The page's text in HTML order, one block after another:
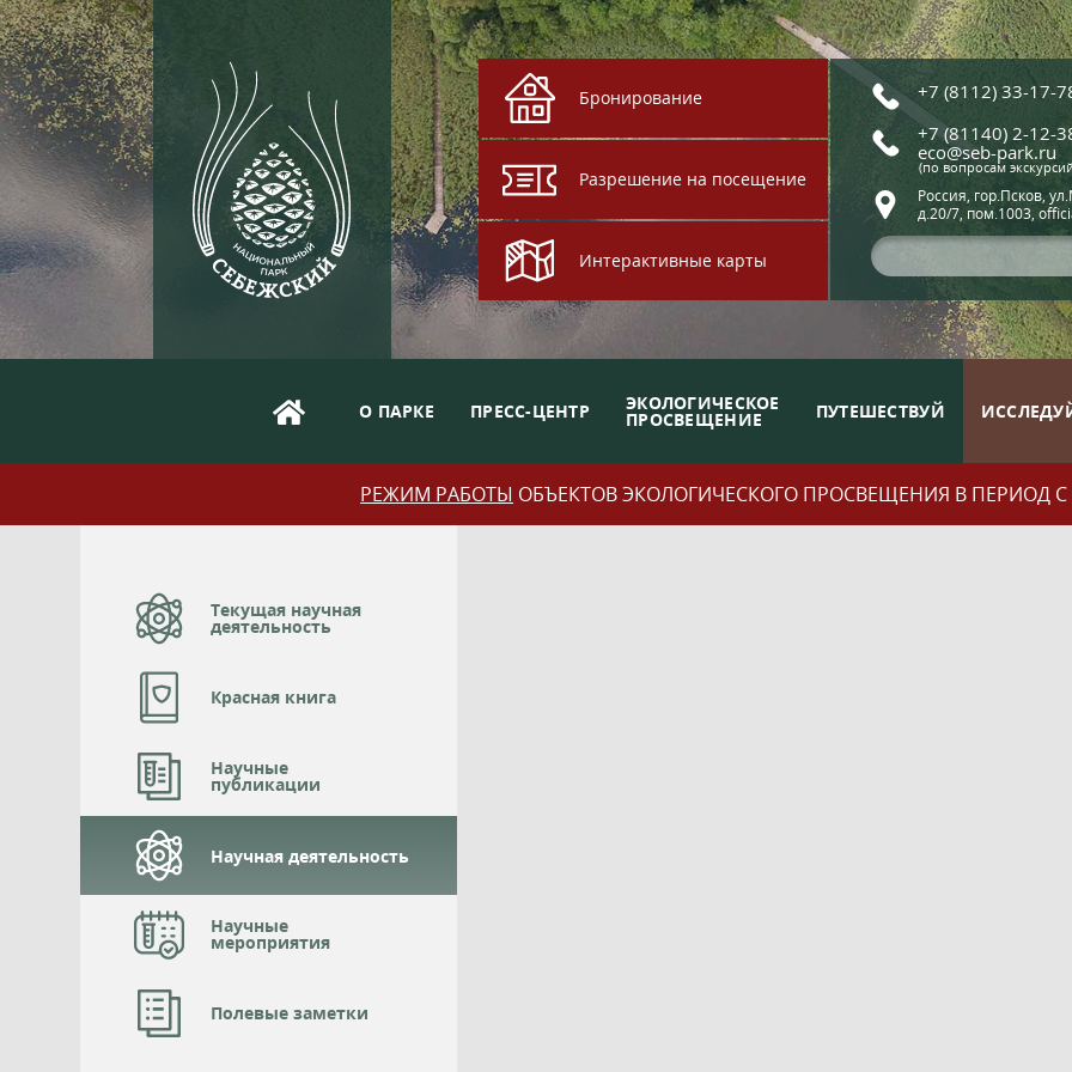
Бронирование
Разрешение на посещение
Интерактивные карты
+7 (8112) 33-17-
+7 (81140) 2-12-
eco@seb-park.ru
(по вопросам
Россия, гор.Псков,
д.20/7, пом.1003,
О ПАРКЕ ПРЕСС-ЦЕНТР ЭКОЛОГИЧЕСКОЕ
ПРОСВЕЩЕНИЕ ПУТЕШЕСТВУЙ
РЕЖИМ РАБОТЫ ОБЪЕКТОВ ЭКОЛОГИЧЕСКОГО ПРОСВЕЩЕНИЯ В ПЕРИОД С
Текущая научная
деятельность
Красная книга
Научные
публикации
Научная деятельность
Научные
мероприятия
Полевые заметки